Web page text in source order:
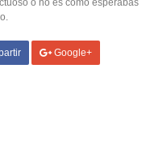
o no es como esperabas
Google+